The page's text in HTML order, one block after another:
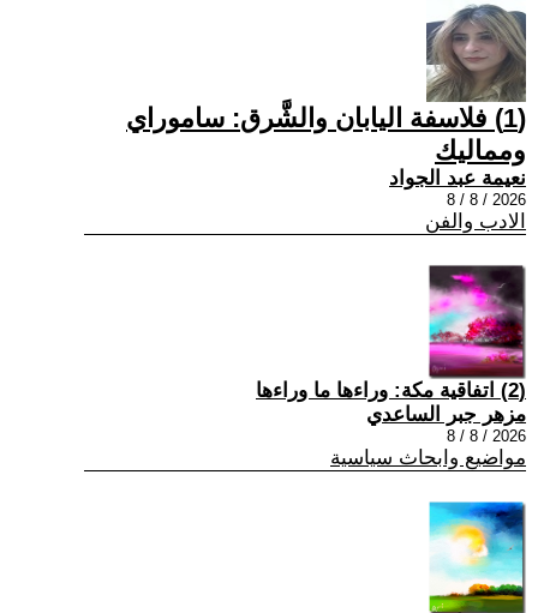
(1) فلاسفة اليابان والشَّرق: ساموراي
ومماليك
نعيمة عبد الجواد
2026 / 8 / 8
الادب والفن
(2) اتفاقية مكة: وراءها ما وراءها
مزهر جبر الساعدي
2026 / 8 / 8
مواضيع وابحاث سياسية